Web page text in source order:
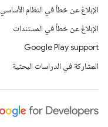
الإبلاغ عن خطأ في النظام الأساسي
الإبلاغ عن خطأ في المستندات
Google Play support
المشاركة في الدراسات البحثية